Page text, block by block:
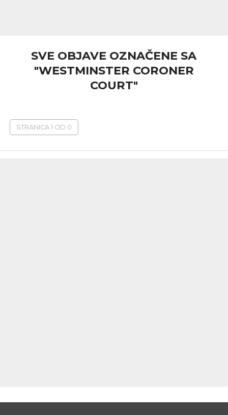
SVE OBJAVE OZNAČENE SA
"WESTMINSTER CORONER
COURT"
STRANICA 1 OD 0